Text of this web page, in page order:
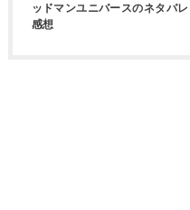
ッドマンユニバースのネタバレ
感想